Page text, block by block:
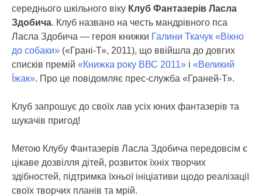
середнього шкільного віку Клуб Фантазерів Ласла
Здобича. Клуб названо на честь мандрівного пса
Ласла Здобича — героя книжки Галини Ткачук «Вікно
до собаки» («Грані-Т», 2011), що ввійшла до довгих
списків премій «Книжка року ВВС 2011» і «Великий
Їжак». Про це повідомляє прес-служба «Граней-Т».
Клуб запрошує до своїх лав усіх юних фантазерів та
шукачів пригод!
Метою Клубу Фантазерів Ласла Здобича передовсім є
цікаве дозвілля дітей, розвиток їхніх творчих
здібностей, підтримка їхньої ініціативи щодо реалізації
своїх творчих планів та мрій.